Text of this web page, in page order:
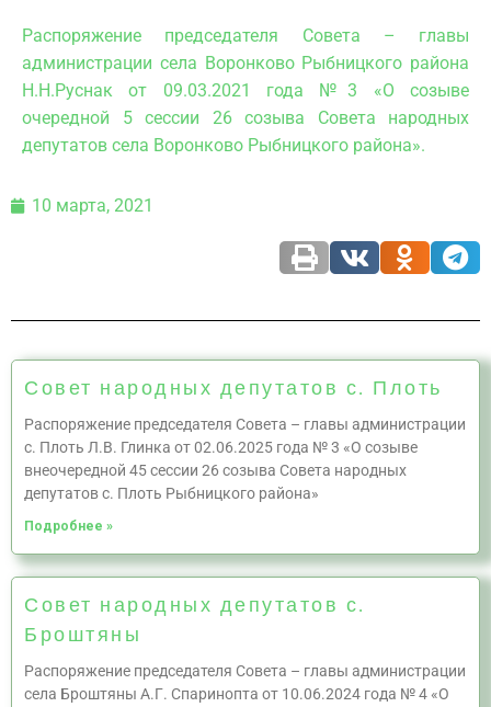
Распоряжение председателя Совета – главы
администрации села Воронково Рыбницкого района
Н.Н.Руснак от 09.03.2021 года №3 «О созыве
очередной 5 сессии 26 созыва Совета народных
депутатов села Воронково Рыбницкого района».
10 марта, 2021
Совет народных депутатов с. Плоть
Распоряжение председателя Совета – главы администрации
с. Плоть Л.В. Глинка от 02.06.2025 года № 3 «О созыве
внеочередной 45 сессии 26 созыва Совета народных
депутатов с. Плоть Рыбницкого района»
Подробнее »
Совет народных депутатов с.
Броштяны
Распоряжение председателя Совета – главы администрации
села Броштяны А.Г. Спаринопта от 10.06.2024 года № 4 «О